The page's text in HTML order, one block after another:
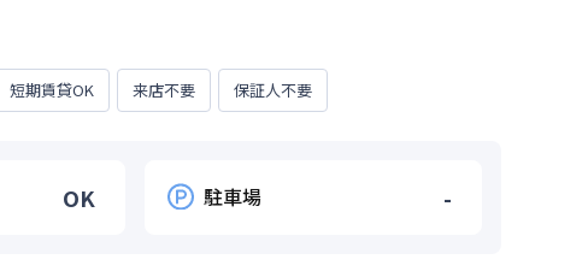
短期賃貸OK 来店不要 保証人不要
OK 駐車場 -